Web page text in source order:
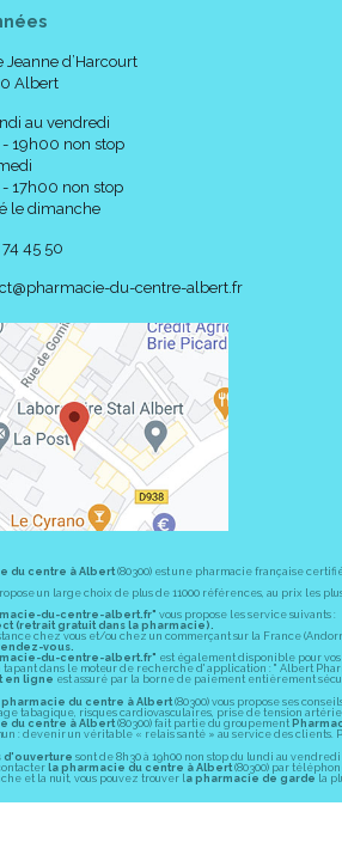
Jeanne d’Harcourt
Albert
au vendredi
19h00 non stop
17h00 non stop
le dimanche
45 50
-
@-
pharmacie-du-centre-albert.fr
du centre à Albert(80300) est une pharmacie française
un large choix de plus de 11000 références, au prix les
du-centre-albert.fr" vous propose les service suivants :
(retrait gratuit dans la pharmacie).
chez vous et/ou chez un commerçant sur la France
vous.
du-centre-albert.fr" est également disponible pour vos
dans le moteur de recherche d' application : " Albert
en ligne est assuré par la borne de paiement entièrement
pharmacie du centre à Albert(80300) vous propose ses
tabagique, risques cardiovasculaires, prise de tension
du centre à Albert(80300) fait partie du groupement
: devenir un véritable « relais santé » au service des clients.
d'ouverture sont de 8h30 à 19h00 non stop du lundi au
la pharmacie du centre à Albert(80300) par
et la nuit, vous pouvez trouver la pharmacie de garde la